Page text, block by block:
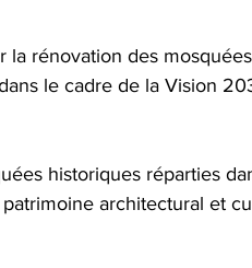
la rénovation des mosquées
le cadre de la Vision
historiques réparties
architectural et